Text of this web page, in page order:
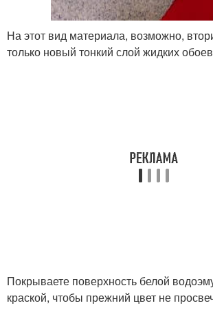
На этот вид материала, возможно,
только новый тонкий слой жидких
Покрываете поверхность белой
краской, чтобы прежний цвет не